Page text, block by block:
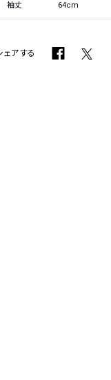
袖丈 64cm
ェアする